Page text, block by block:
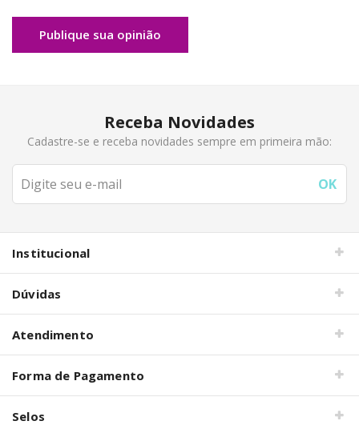
Publique sua opinião
Receba Novidades
Cadastre-se e receba novidades sempre em primeira mão:
Institucional
Dúvidas
Atendimento
Forma de Pagamento
Selos